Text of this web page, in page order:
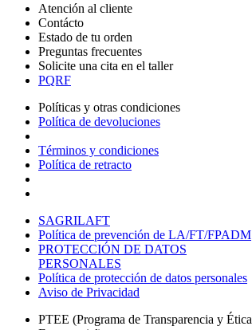
Atención al cliente
Contácto
Estado de tu orden
Preguntas frecuentes
Solicite una cita en el taller
PQRF
Políticas y otras condiciones
Política de devoluciones
Términos y condiciones
Política de retracto
SAGRILAFT
Política de prevención de LA/FT/FPADM
PROTECCIÓN DE DATOS
PERSONALES
Política de protección de datos personales
Aviso de Privacidad
PTEE (Programa de Transparencia y Ética